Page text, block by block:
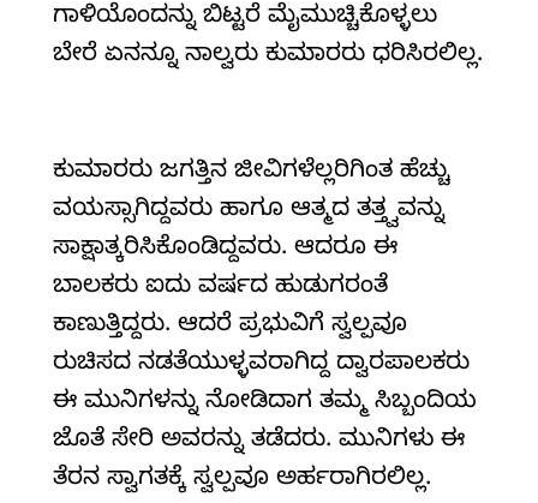
ಗಾಳಿಯೊಂದನ್ನು ಬಿಟ್ಟರೆ ಮೈಮುಚ್ಚಿಕೊಳ್ಳಲು
ಬೇರೆ ಏನನ್ನೂ ನಾಲ್ವರು ಕುಮಾರರು ಧರಿಸಿರಲಿಲ್ಲ.
ಕುಮಾರರು ಜಗತ್ತಿನ ಜೀವಿಗಳೆಲ್ಲರಿಗಿಂತ ಹೆಚ್ಚು
ವಯಸ್ಸಾಗಿದ್ದವರು ಹಾಗೂ ಆತ್ಮದ ತತ್ತ್ವವನ್ನು
ಸಾಕ್ಷಾತ್ಕರಿಸಿಕೊಂಡಿದ್ದವರು. ಆದರೂ ಈ
ಬಾಲಕರು ಐದು ವರ್ಷದ ಹುಡುಗರಂತೆ
ಕಾಣುತ್ತಿದ್ದರು. ಆದರೆ ಪ್ರಭುವಿಗೆ ಸ್ವಲ್ಪವೂ
ರುಚಿಸದ ನಡತೆಯುಳ್ಳವರಾಗಿದ್ದ ದ್ವಾರಪಾಲಕರು
ಈ ಮುನಿಗಳನ್ನು ನೋಡಿದಾಗ ತಮ್ಮ ಸಿಬ್ಬಂದಿಯ
ಜೊತೆ ಸೇರಿ ಅವರನ್ನು ತಡೆದರು. ಮುನಿಗಳು ಈ
ತೆರನ ಸ್ವಾಗತಕ್ಕೆ ಸ್ವಲ್ಪವೂ ಅರ್ಹರಾಗಿರಲಿಲ್ಲ.